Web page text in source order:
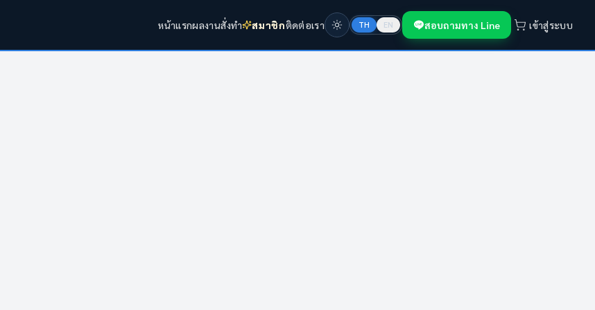
หน้าแรกผลงานสั่งทำ สมาชิกติดต่อเรา TH EN สอบถามทาง Line เข้าสู่ระบบ